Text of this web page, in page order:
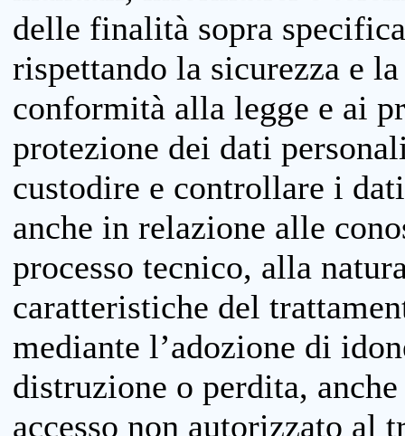
delle finalità sopra
rispettando la sicurezza e
conformità alla legge e ai
protezione dei dati
custodire e controllare i
anche in relazione alle
processo tecnico, alla
caratteristiche del
mediante l’adozione di
distruzione o perdita,
accesso non autorizzato al